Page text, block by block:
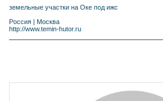
земельные участки на Оке под ижс
Россия | Москва
http://www.temin-hutor.ru